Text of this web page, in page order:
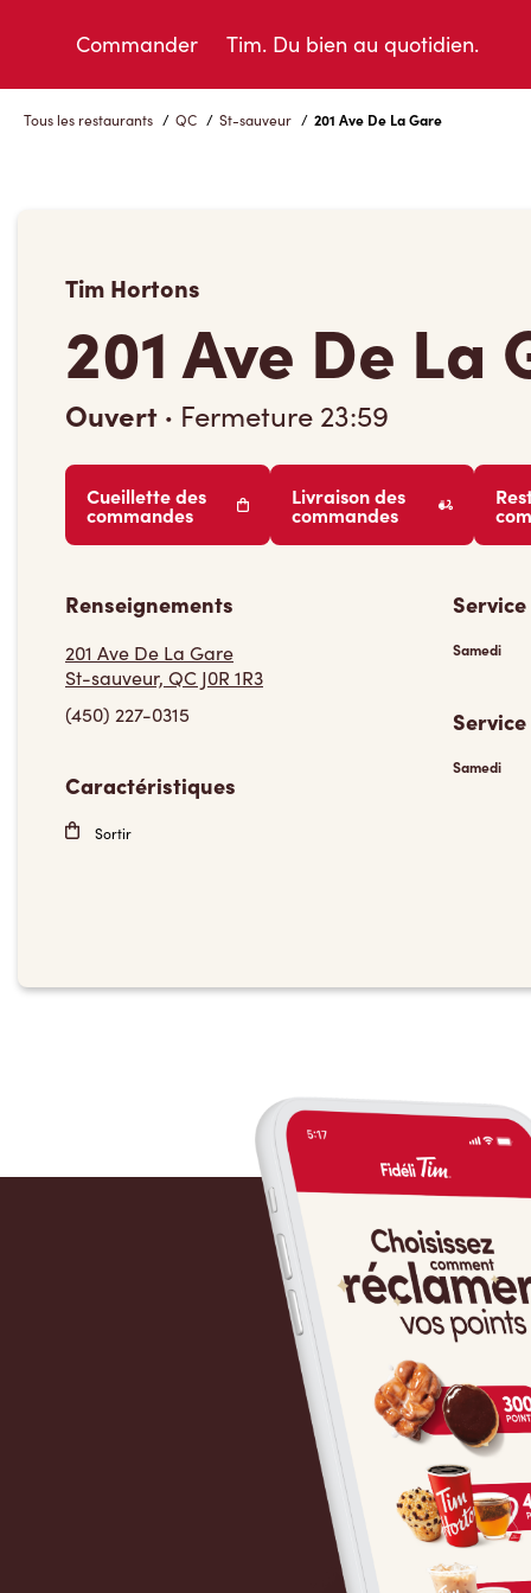
Commander Tim. Du bien au quotidien.
Tous les restaurants / QC / St-sauveur / 201 Ave De La Gare
Tim Hortons
201 Ave De La
Ouvert · Fermeture 23:59
Cueillette des
commandes
Livraison des
commandes
Renseignements
201 Ave De La Gare
St-sauveur, QC J0R 1R3
(450) 227-0315
Caractéristiques
Sortir
Samedi
Samedi